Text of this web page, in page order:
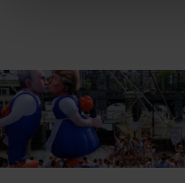
godkänner våra cookies vid